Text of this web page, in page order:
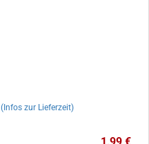
(Infos zur Lieferzeit)